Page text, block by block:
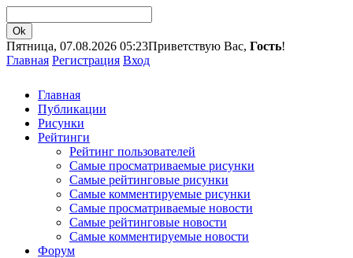
Пятница, 07.08.2026 05:23Приветствую Вас, Гость!
Главная Регистрация Вход
Главная
Публикации
Рисунки
Рейтинги
Рейтинг пользователей
Самые просматриваемые рисунки
Самые рейтинговые рисунки
Самые комментируемые рисунки
Самые просматриваемые новости
Самые рейтинговые новости
Самые комментируемые новости
Форум